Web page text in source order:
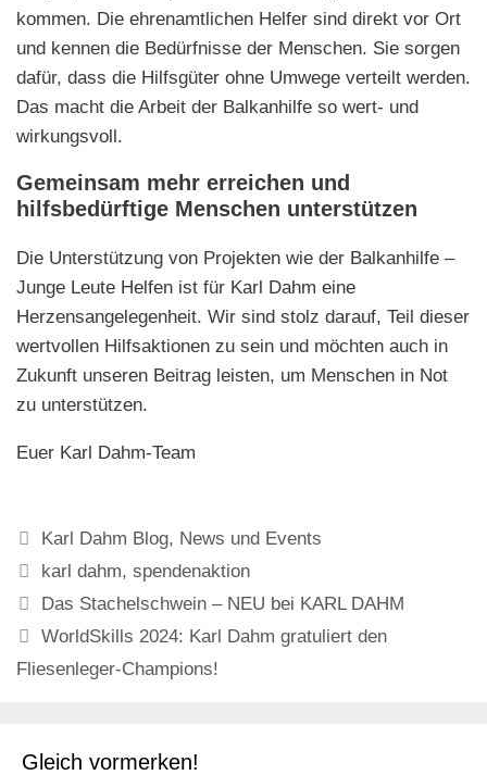
kommen. Die ehrenamtlichen Helfer sind direkt vor Ort
und kennen die Bedürfnisse der Menschen. Sie sorgen
dafür, dass die Hilfsgüter ohne Umwege verteilt werden.
Das macht die Arbeit der Balkanhilfe so wert- und
wirkungsvoll.
Gemeinsam mehr erreichen und
hilfsbedürftige Menschen unterstützen
Die Unterstützung von Projekten wie der Balkanhilfe –
Junge Leute Helfen ist für Karl Dahm eine
Herzensangelegenheit. Wir sind stolz darauf, Teil dieser
wertvollen Hilfsaktionen zu sein und möchten auch in
Zukunft unseren Beitrag leisten, um Menschen in Not
zu unterstützen.
Euer Karl Dahm-Team
Kategorien
Karl Dahm Blog, News und Events
Schlagwörter
karl dahm,spendenaktion
Das Stachelschwein – NEU bei KARL DAHM
WorldSkills 2024: Karl Dahm gratuliert den
Fliesenleger-Champions!
Gleich vormerken!